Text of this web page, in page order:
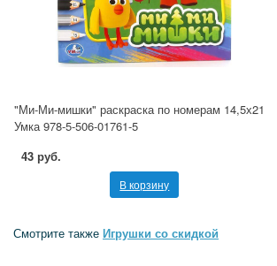
"Ми-Ми-мишки" раскраска по номерам 14,5х21
Умка 978-5-506-01761-5
43 руб.
В корзину
Смотрите также Игрушки со скидкой